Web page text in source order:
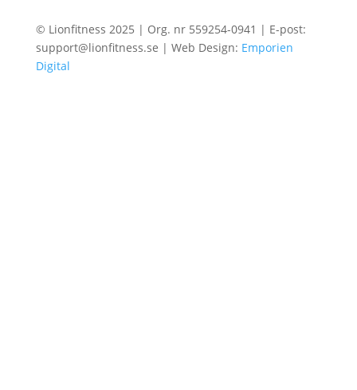
© Lionfitness 2025 | Org. nr 559254-0941 | E-post:
support@lionfitness.se | Web Design: Emporien
Digital